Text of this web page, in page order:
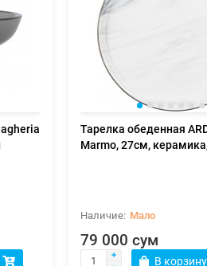
Тарелка обеденная
Marmo, 27см,
Мало
79 000 сум
В корзину